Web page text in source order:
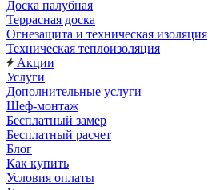
Доска палубная
Террасная доска
Огнезащита и техническая изоляция
Техническая теплоизоляция
Акции
Услуги
Дополнительные услуги
Шеф-монтаж
Бесплатный замер
Бесплатный расчет
Блог
Как купить
Условия оплаты